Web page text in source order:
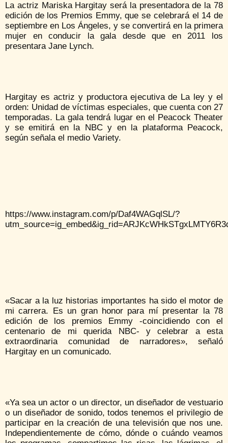
La actriz Mariska Hargitay será la presentadora de la 78
edición de los Premios Emmy, que se celebrará el 14 de
septiembre en Los Ángeles, y se convertirá en la primera
mujer en conducir la gala desde que en 2011 los
presentara Jane Lynch.
Hargitay es actriz y productora ejecutiva de La ley y el
orden: Unidad de víctimas especiales, que cuenta con 27
temporadas. La gala tendrá lugar en el Peacock Theater
y se emitirá en la NBC y en la plataforma Peacock,
según señala el medio Variety.
https://www.instagram.com/p/Daf4WAGqlSL/?
«Sacar a la luz historias importantes ha sido el motor de
mi carrera. Es un gran honor para mí presentar la 78
edición de los premios Emmy -coincidiendo con el
centenario de mi querida NBC- y celebrar a esta
extraordinaria comunidad de narradores», señaló
Hargitay en un comunicado.
«Ya sea un actor o un director, un diseñador de vestuario
o un diseñador de sonido, todos tenemos el privilegio de
participar en la creación de una televisión que nos une.
Independientemente de cómo, dónde o cuándo veamos